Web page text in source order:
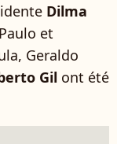
Dilma
et
Geraldo
Gil ont été